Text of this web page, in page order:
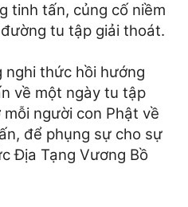
tinh tấn, củng cố niềm
tu tập giải thoát.
thức hồi hướng
về một ngày tu tập
người con Phật về
để phụng sự cho sự
Địa Tạng Vương Bồ